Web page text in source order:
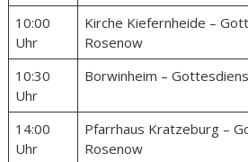
10:00
Uhr
Kirche Kiefernheide –
Rosenow
10:30
Uhr
Borwinheim –
14:00
Uhr
Pfarrhaus Kratzeburg –
Rosenow